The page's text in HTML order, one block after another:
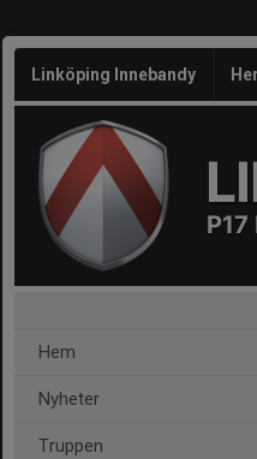
Linköping Innebandy
Hem
Nyheter
Truppen